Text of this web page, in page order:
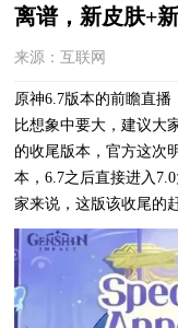
离谱，新皮肤+
来源：互联网
原神6.7版本的前瞻直
比想象中要大，建议大
的收尾版本，官方这次
本，6.7之后直接进入
家来说，这版该收尾的